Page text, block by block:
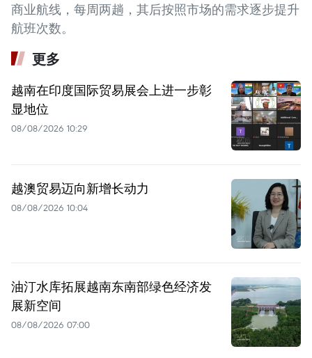
商业航线，每周两趟，其后按照市场的需求逐步提升
航班次数。
更多
越南在印度国际贸易展会上进一步彰
显地位
08/08/2026 10:29
越澳贸易迈向新增长动力
08/08/2026 10:04
油汀水库拓展越南东南部绿色经济发
展新空间
08/08/2026 07:00